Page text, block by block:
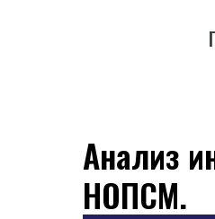
Анализ
НОПСМ.